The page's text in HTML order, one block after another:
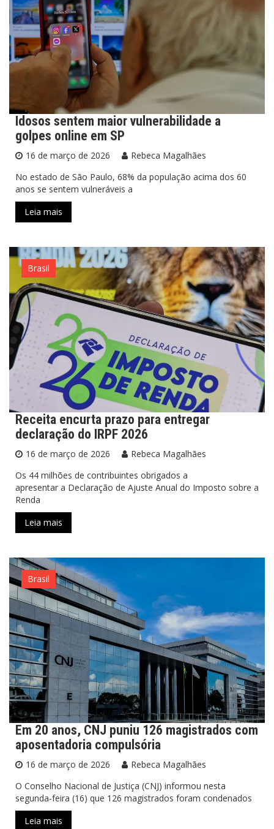
Idosos sentem maior vulnerabilidade a
golpes online em SP
16 de março de 2026
Rebeca Magalhães
No estado de São Paulo, 68% da população acima dos 60
anos se sentem vulneráveis a
Leia mais
Brasil
Receita encurta prazo para entregar
declaração do IRPF 2026
16 de março de 2026
Rebeca Magalhães
Os 44 milhões de contribuintes obrigados a
apresentar a Declaração de Ajuste Anual do Imposto sobre a
Renda
Leia mais
Brasil
Em 20 anos, CNJ puniu 126 magistrados com
aposentadoria compulsória
16 de março de 2026
Rebeca Magalhães
O Conselho Nacional de Justiça (CNJ) informou nesta
segunda-feira (16) que 126 magistrados foram condenados
Leia mais